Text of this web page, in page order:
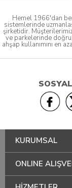
Hemel 1966'dan
sistemlerinde
şirketidir.
ve parkelerinde
ahşap kullanımını en
KURUMSAL
ONLINE